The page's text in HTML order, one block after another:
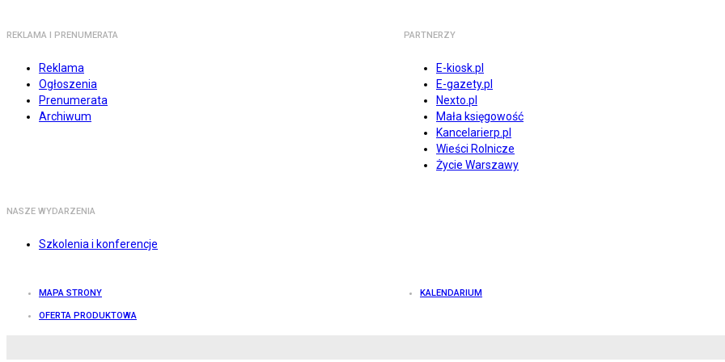
REKLAMA I PRENUMERATA
Reklama
Ogłoszenia
Prenumerata
Archiwum
PARTNERZY
E-kiosk.pl
E-gazety.pl
Nexto.pl
Mała księgowość
Kancelarierp.pl
Wieści Rolnicze
Życie Warszawy
NASZE WYDARZENIA
Szkolenia i konferencje
MAPA STRONY KALENDARIUM
OFERTA PRODUKTOWA